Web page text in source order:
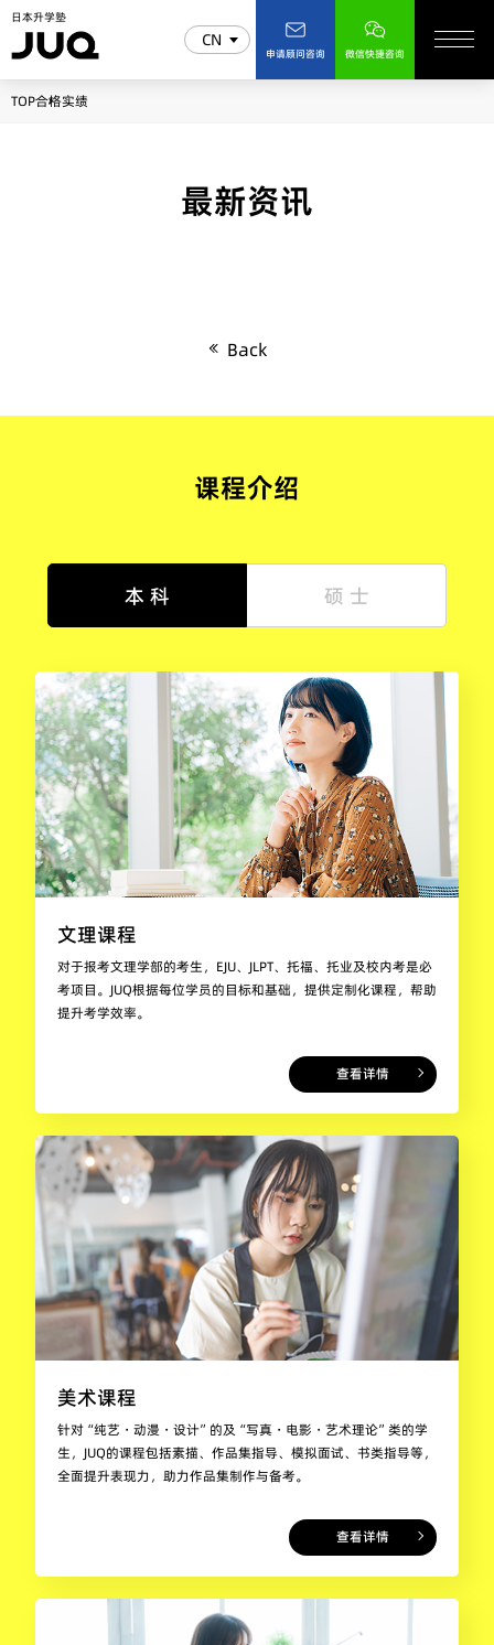
日本升学塾
CN
申请顾问咨询 微信快捷咨询
TOP合格实绩
最新资讯
Back
课程介绍
本 科 硕 士
文理课程
对于报考文理学部的考生，EJU、JLPT、托福、托业及校内考是必
考项目。JUQ根据每位学员的目标和基础，提供定制化课程，帮助
提升考学效率。
查看详情
美术课程
针对“纯艺・动漫・设计”的及“写真・电影・艺术理论”类的学
生，JUQ的课程包括素描、作品集指导、模拟面试、书类指导等，
全面提升表现力，助力作品集制作与备考。
查看详情